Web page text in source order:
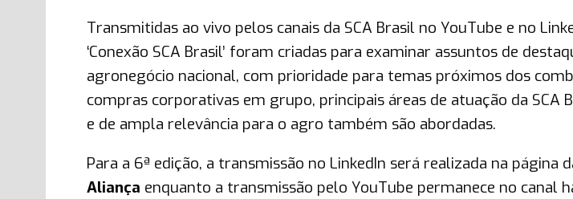
Transmitidas ao vivo pelos canais da SCA Brasil no YouTube e no
‘Conexão SCA Brasil’ foram criadas para examinar assuntos de
agronegócio nacional, com prioridade para temas próximos dos
compras corporativas em grupo, principais áreas de atuação da SCA
e de ampla relevância para o agro também são abordadas.
Para a 6ª edição, a transmissão no LinkedIn será realizada na página
Aliança enquanto a transmissão pelo YouTube permanece no canal